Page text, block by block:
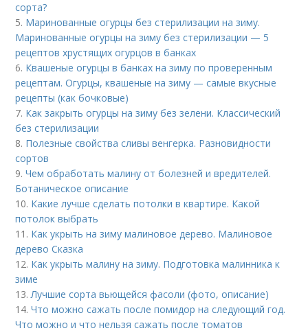
сорта?
5. Маринованные огурцы без стерилизации на зиму.
Маринованные огурцы на зиму без стерилизации — 5
рецептов хрустящих огурцов в банках
6. Квашеные огурцы в банках на зиму по проверенным
рецептам. Огурцы, квашеные на зиму — самые вкусные
рецепты (как бочковые)
7. Как закрыть огурцы на зиму без зелени. Классический
без стерилизации
8. Полезные свойства сливы венгерка. Разновидности
сортов
9.Чем обработать малину от болезней и вредителей.
Ботаническое описание
10. Какие лучше сделать потолки в квартире. Какой
потолок выбрать
11. Как укрыть на зиму малиновое дерево. Малиновое
дерево Сказка
12. Как укрыть малину на зиму. Подготовка малинника к
зиме
13.Лучшие сорта вьющейся фасоли (фото, описание)
14.Что можно сажать после помидор на следующий год.
Что можно и что нельзя сажать после томатов